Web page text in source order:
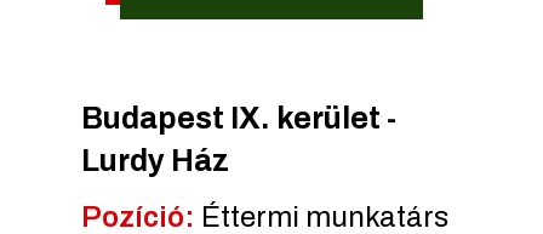
Budapest IX. kerület -
Lurdy Ház
Pozíció: Éttermi munkatárs